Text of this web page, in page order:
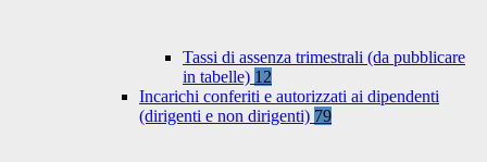
Tassi di assenza trimestrali (da pubblicare
in tabelle) 12
Incarichi conferiti e autorizzati ai dipendenti
(dirigenti e non dirigenti) 79